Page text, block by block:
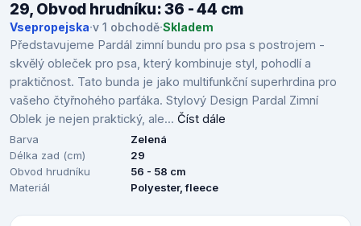
29, Obvod hrudníku: 36 - 44 cm
Vsepropejska·v 1 obchodě·Skladem
Představujeme Pardál zimní bundu pro psa s postrojem -
skvělý obleček pro psa, který kombinuje styl, pohodlí a
praktičnost. Tato bunda je jako multifunkční superhrdina pro
vašeho čtyřnohého parťáka. Stylový Design Pardal Zimní
Oblek je nejen praktický, ale... Číst dále
Barva
Zelená
Délka zad (cm)
29
Obvod hrudníku
56 - 58 cm
Materiál
Polyester, fleece